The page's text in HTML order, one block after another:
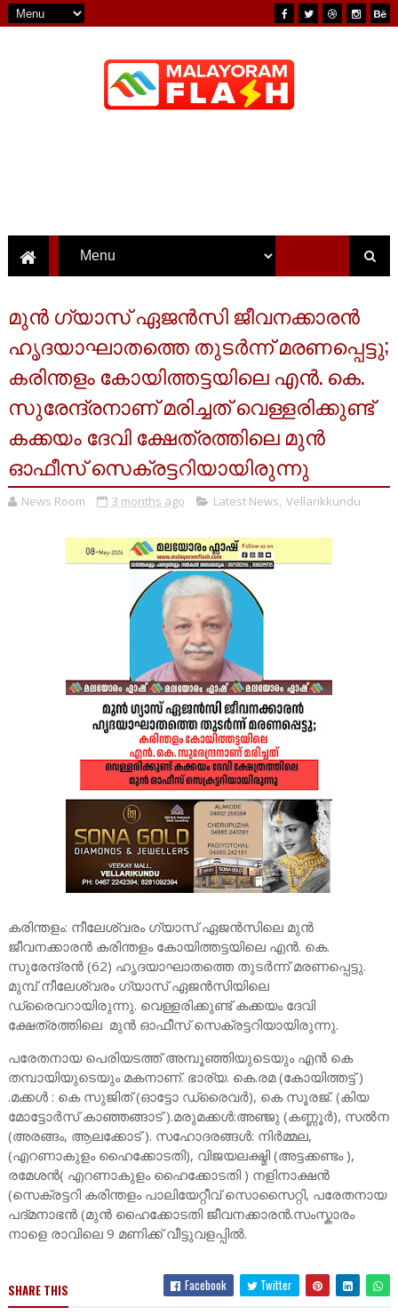
മുന്‍ ഗ്യാസ് ഏജന്‍സി ജീവനക്കാരന്‍
ഹൃദയാഘാതത്തെ തുടര്‍ന്ന് മരണപ്പെട്ടു;
കരിന്തളം കോയിത്തട്ടയിലെ എന്‍. കെ.
സുരേന്ദ്രനാണ് മരിച്ചത് വെള്ളരിക്കുണ്ട്
കക്കയം ദേവി ക്ഷേത്രത്തിലെ മുൻ
ഓഫീസ് സെക്രട്ടറിയായിരുന്നു
News Room 3 months ago Latest News, Vellarikkundu
കരിന്തളം: നീലേശ്വരം ഗ്യാസ് ഏജൻസിലെ മുൻ
ജീവനക്കാരൻ കരിന്തളം കോയിത്തട്ടയിലെ എൻ. കെ.
സുരേന്ദ്രൻ (62) ഹൃദയാഘാതത്തെ തുടർന്ന് മരണപ്പെട്ടു.
മുമ്പ് നീലേശ്വരം ഗ്യാസ് ഏജൻസിയിലെ
ഡ്രൈവറായിരുന്നു. വെള്ളരിക്കുണ്ട് കക്കയം ദേവി
ക്ഷേത്രത്തിലെ മുൻ ഓഫീസ് സെക്രട്ടറിയായിരുന്നു.
പരേതനായ പെരിയടത്ത് അമ്പൂഞ്ഞിയുടെയും എൻ കെ
തമ്പായിയുടെയും മകനാണ്. ഭാര്യ. കെ.രമ (കോയിത്തട്ട് )
.മക്കൾ : കെ സുജിത് (ഓട്ടോ ഡ്രൈവർ), കെ സൂരജ്. (കിയ
മോട്ടോർസ് കാഞ്ഞങ്ങാട് ).മരുമക്കൾ:അഞ്ജു (കണ്ണൂർ), സൽന
(അരങ്ങം, ആലക്കോട് ). സഹോദരങ്ങൾ: നിർമ്മല,
(എറണാകുളം ഹൈക്കോടതി), വിജയലക്ഷ്മി (അട്ടക്കണ്ടം ),
രമേശൻ( എറണാകുളം ഹൈക്കോടതി ) നളിനാക്ഷൻ
(സെക്രട്ടറി കരിന്തളം പാലിയേറ്റീവ് സൊസൈറ്റി, പരേതനായ
പദ്മനാഭൻ (മുൻ ഹൈക്കോടതി ജീവനക്കാരൻ.സംസ്കാരം
നാളെ രാവിലെ 9 മണിക്ക് വീട്ടുവളപ്പിൽ.
SHARE THIS Facebook Twitter